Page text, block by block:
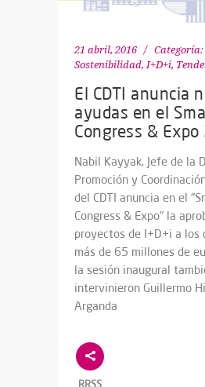
21 abril, 2016 Categoría:
Sostenibilidad,I+D+i,
El CDTI anuncia
ayudas en el
Congress &
Nabil Kayyak, Jefe de la
Promoción y
del CDTI anuncia en el
Congress & Expo" la
proyectos de I+D+i a los
más de 65 millones de
la sesión inaugural
intervinieron Guillermo
Arganda
RRSS